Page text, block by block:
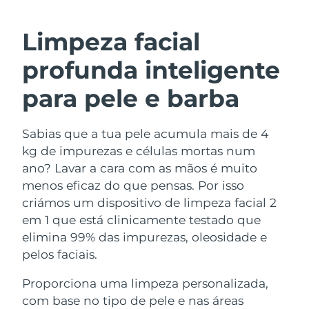
Limpeza facial
profunda inteligente
para pele e barba
Sabias que a tua pele acumula mais de 4
kg de impurezas e células mortas num
ano? Lavar a cara com as mãos é muito
menos eficaz do que pensas. Por isso
criámos um dispositivo de limpeza facial 2
em 1 que está clinicamente testado que
elimina 99% das impurezas, oleosidade e
pelos faciais.
Proporciona uma limpeza personalizada,
com base no tipo de pele e nas áreas
Limpeza facial
LUNA™ 4 kit
LUNA™ 4 Plus
Massage, LED heating
LUNA™ 4 Men
Lifting facial
BEAR™ 2 kit
BEAR™ 2 go
Microcurrent toning on-the-go
BEAR™ 2 eyes & lips
Hidratação
UFO™ 3 kit
Deep facial hydration
UFO™ 3 LED
device
Cuidado oral
issa™ 4
Hybrid silicone sonic toothbrush
issa™ 4 plus
Smart hybrid silicone sonic toothbrush
TRATAMENTO ANTIENVELHECIMENTO
FAQ™
Antienvelhecimento Tratamentos LED
Barein Entrega prevista
Bélgica Entrega prevista
Bósnia e
Herzegovina
Entrega prevista 12/08/2026
Brunei Entrega prevista14/08/2026
Bulgária Entrega prevista09/08/2026
Canadá
Chile Entrega prevista 13/08/2026